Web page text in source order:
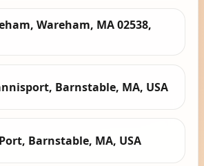
Wareham, MA 02538,
Barnstable, MA, USA
Barnstable, MA, USA